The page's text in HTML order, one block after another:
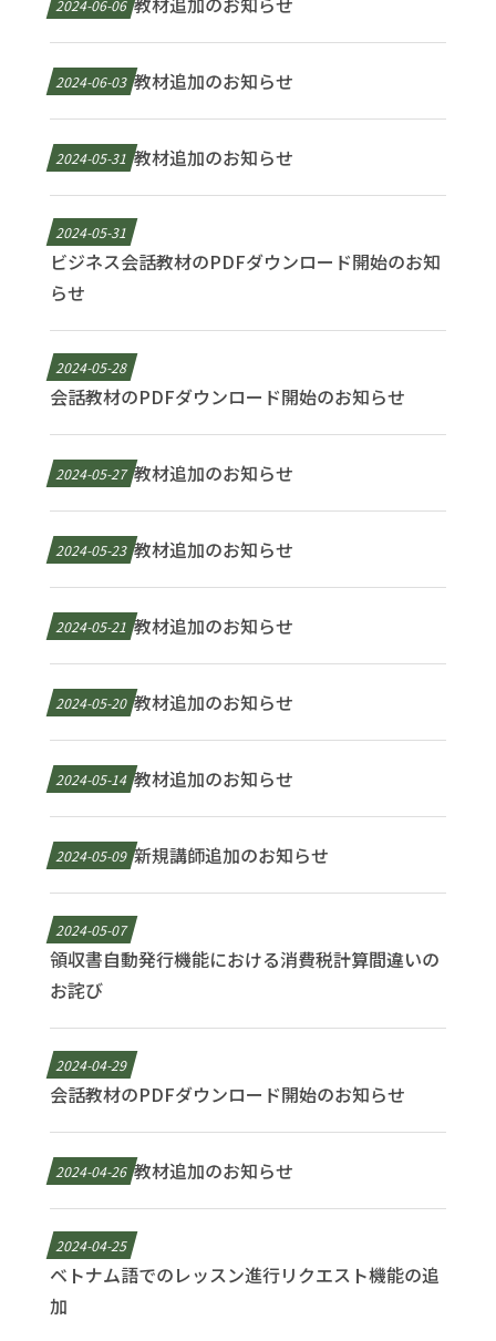
2024-06-06
2024-06-03 教材追加のお知らせ
2024-05-31 教材追加のお知らせ
2024-05-31
ビジネス会話教材のPDFダウンロード開始のお知
らせ
2024-05-28
会話教材のPDFダウンロード開始のお知らせ
2024-05-27 教材追加のお知らせ
2024-05-23 教材追加のお知らせ
2024-05-21 教材追加のお知らせ
2024-05-20 教材追加のお知らせ
2024-05-14 教材追加のお知らせ
2024-05-09 新規講師追加のお知らせ
2024-05-07
領収書自動発行機能における消費税計算間違いの
お詫び
2024-04-29
会話教材のPDFダウンロード開始のお知らせ
2024-04-26 教材追加のお知らせ
2024-04-25
ベトナム語でのレッスン進行リクエスト機能の追
加